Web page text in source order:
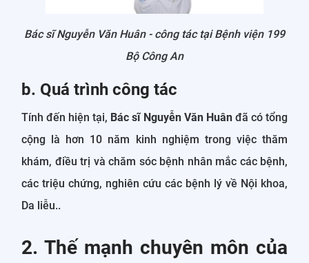
Bác sĩ Nguyễn Văn Huân - công tác tại Bệnh viện 199
Bộ Công An
b. Quá trình công tác
Tính đến hiện tại, Bác sĩ Nguyễn Văn Huân đã có tổng
cộng là hơn 10 năm kinh nghiệm trong việc thăm
khám, điều trị và chăm sóc bệnh nhân mắc các bệnh,
các triệu chứng, nghiên cứu các bệnh lý về Nội khoa,
Da liễu..
2. Thế mạnh chuyên môn của